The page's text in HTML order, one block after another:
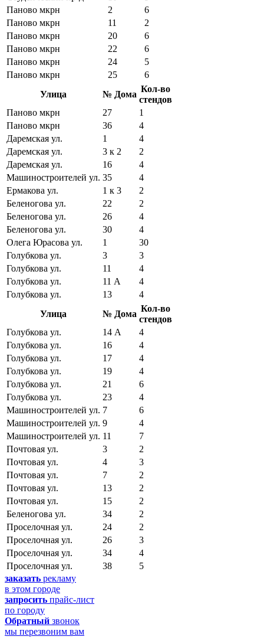
Паново мкрн
2
6
Паново мкрн
11
2
Паново мкрн
20
6
Паново мкрн
22
6
Паново мкрн
24
5
Паново мкрн
25
6
Улица
№ Дома
Кол-во
стендов
Паново мкрн
27
1
Паново мкрн
36
4
Даремская ул.
1
4
Даремская ул.
3 к 2
2
Даремская ул.
16
4
Машиностроителей ул. 35
4
Ермакова ул.
1 к 3
2
Беленогова ул.
22
2
Беленогова ул.
26
4
Беленогова ул.
30
4
Олега Юрасова ул.
1
30
Голубкова ул.
3
3
Голубкова ул.
11
4
Голубкова ул.
11 А
4
Голубкова ул.
13
4
Улица
№ Дома
Кол-во
стендов
Голубкова ул.
14 А
4
Голубкова ул.
16
4
Голубкова ул.
17
4
Голубкова ул.
19
4
Голубкова ул.
21
6
Голубкова ул.
23
4
Машиностроителей ул. 7
6
Машиностроителей ул. 9
4
Машиностроителей ул. 11
7
Почтовая ул.
3
2
Почтовая ул.
4
3
Почтовая ул.
7
2
Почтовая ул.
13
2
Почтовая ул.
15
2
Беленогова ул.
34
2
Проселочная ул.
24
2
Проселочная ул.
26
3
Проселочная ул.
34
4
Проселочная ул.
38
5
заказать рекламу
в этом городе
запросить прайс-лист
по городу
Обратный звонок
мы перезвоним вам